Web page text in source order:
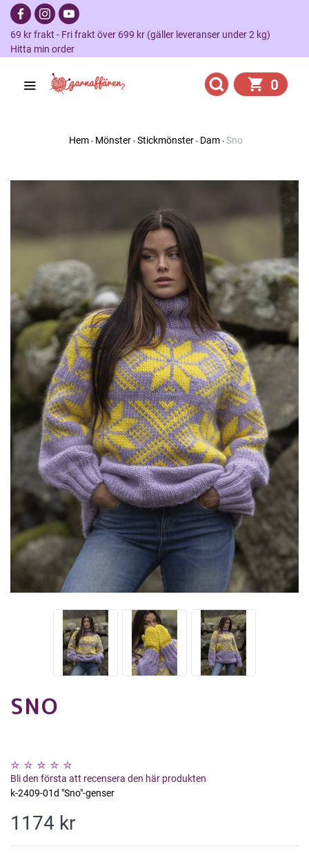
69 kr frakt - Fri frakt över 699 kr (gäller leveranser under 2 kg)
Hitta min order
0
Hem Mönster Stickmönster Dam Sno
SNO
Bli den första att recensera den här produkten
k-2409-01d "Sno"-genser
1174 kr